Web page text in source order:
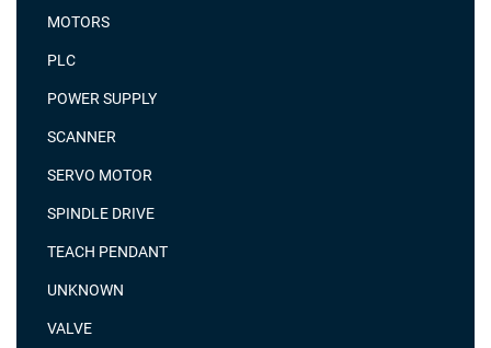
MOTORS
PLC
POWER SUPPLY
SCANNER
SERVO MOTOR
SPINDLE DRIVE
TEACH PENDANT
UNKNOWN
VALVE